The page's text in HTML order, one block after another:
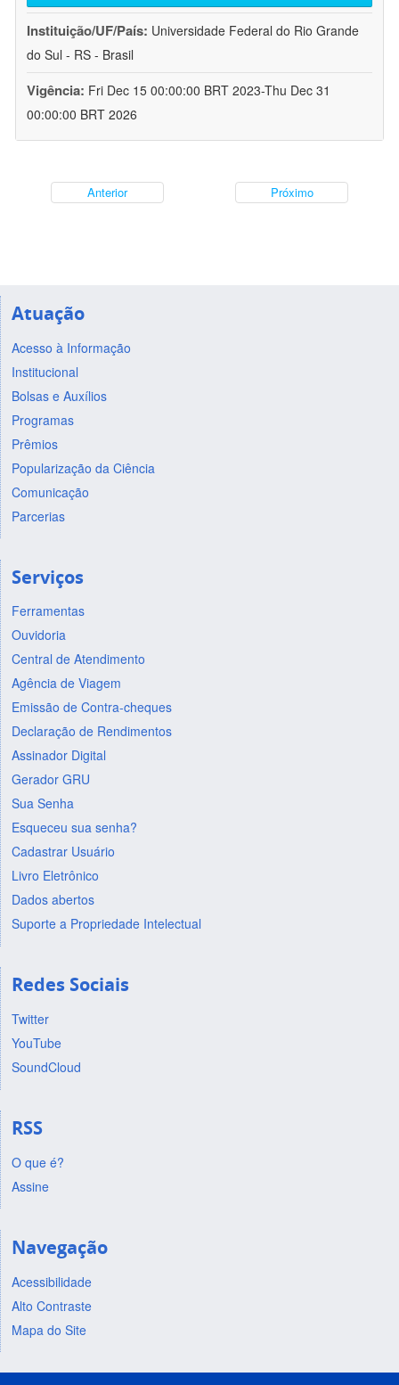
Instituição/UF/País: Universidade Federal do Rio Grande
do Sul - RS - Brasil
Vigência: Fri Dec 15 00:00:00 BRT 2023-Thu Dec 31
00:00:00 BRT 2026
Anterior Próximo
Atuação
Acesso à Informação
Institucional
Bolsas e Auxílios
Programas
Prêmios
Popularização da Ciência
Comunicação
Parcerias
Serviços
Ferramentas
Ouvidoria
Central de Atendimento
Agência de Viagem
Emissão de Contra-cheques
Declaração de Rendimentos
Assinador Digital
Gerador GRU
Sua Senha
Esqueceu sua senha?
Cadastrar Usuário
Livro Eletrônico
Dados abertos
Suporte a Propriedade Intelectual
Redes Sociais
Twitter
YouTube
SoundCloud
RSS
O que é?
Assine
Navegação
Acessibilidade
Alto Contraste
Mapa do Site